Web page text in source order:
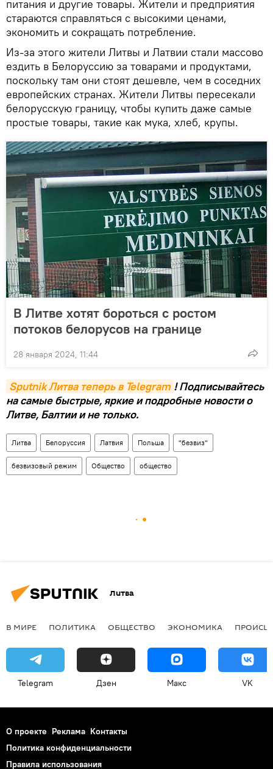
питания и другие товары. Жители и предприятия
стараются справляться с высокими ценами,
экономить и сокращать потребление.
Из-за этого жители Литвы и Латвии стали массово
ездить в Белоруссию за товарами и продуктами,
поскольку там они стоят дешевле, чем в соседних
европейских странах. Жители Литвы пересекали
белорусскую границу, чтобы купить даже самые
простые товары, такие как мука, хлеб, крупы.
В Литве хотят бороться с ростом
потоков белорусов на границе
28 января 2024, 11:44
Sputnik Литва теперь в Telegram ! Подписывайтесь
на самые быстрые, яркие и подробные новости о
Литве, Балтии и не только.
Литва Белоруссия Латвия Польша "безвиз"
безвизовый режим Общество общество
Литва
В МИРЕ ПОЛИТИКА ОБЩЕСТВО ЭКОНОМИКА
Telegram Дзен Макс VK
О проекте Реклама Контакты
Политика конфиденциальности
Правила использования